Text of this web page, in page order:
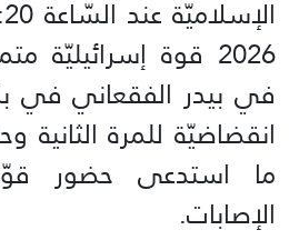
2026 قوة
في بيدر الفقعاني في
انقضاضيّة للمرة الثانية
ما استدعى حضور
الإصابات.